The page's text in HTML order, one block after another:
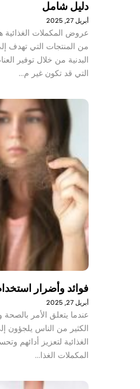
دليل شامل
أبريل 27, 2025
عروض المكملات
من المنتجات التي تهدف
البدنية من خلال توفير
التي قد تكون غير م…
فوائد وأضرار
أبريل 27, 2025
عندما يتعلق الأمر بالصحة
الكثير من الناس يلجؤون
الغذائية لتعزيز أدائهم
المكملات الغذا…